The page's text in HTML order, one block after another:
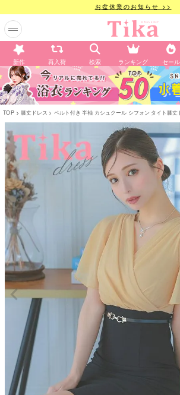
お盆休業のお知らせ >>
新作 再入荷 検索 ランキング セール
TOP 膝丈ドレス ベルト付き 半袖 カシュクール シフォン タイト膝